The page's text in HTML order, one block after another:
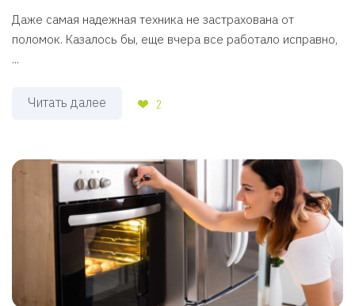
Даже самая надежная техника не застрахована от
поломок. Казалось бы, еще вчера все работало исправно,
...
Читать далее 2